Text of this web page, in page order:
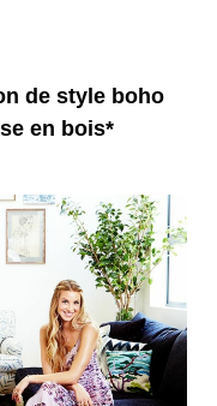
de style boho
en bois*